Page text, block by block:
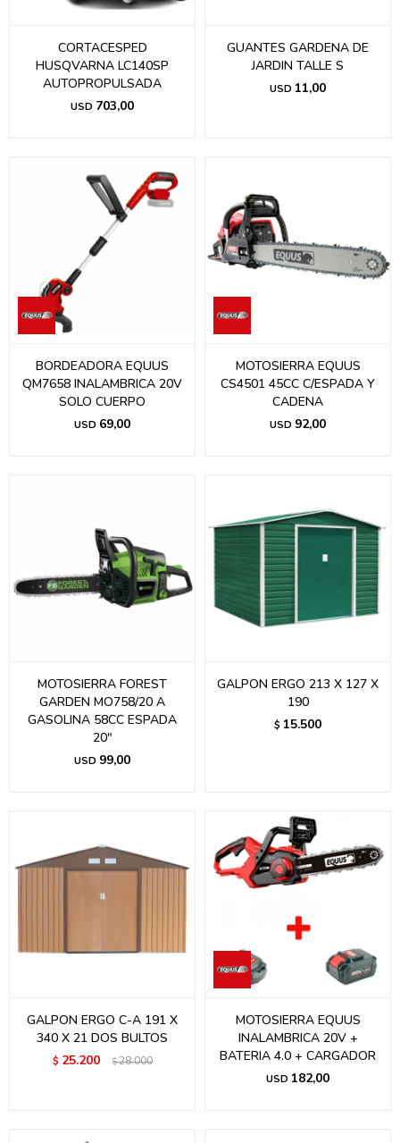
CORTACESPED
HUSQVARNA LC140SP
AUTOPROPULSADA
USD 703,00
GUANTES GARDENA DE
JARDIN TALLE S
USD 11,00
BORDEADORA EQUUS
QM7658 INALAMBRICA 20V
SOLO CUERPO
USD 69,00
MOTOSIERRA EQUUS
CS4501 45CC C/ESPADA Y
CADENA
USD 92,00
MOTOSIERRA FOREST
GARDEN MO758/20 A
GASOLINA 58CC ESPADA
20"
USD 99,00
GALPON ERGO 213 X 127 X
190
$ 15.500
GALPON ERGO C-A 191 X
340 X 21 DOS BULTOS
$ 25.200 $28.000
MOTOSIERRA EQUUS
INALAMBRICA 20V +
BATERIA 4.0 + CARGADOR
USD 182,00